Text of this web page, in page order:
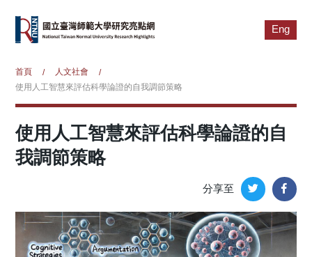
Eng
首頁 / 人文社會
/
使用人工智慧來評估科學論證的自我調節策略
使用人工智慧來評估科學論證的自
我調節策略
分享至